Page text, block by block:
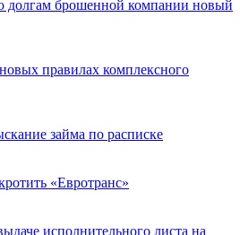
долгам брошенной компании новый
правилах комплексного
займа по расписке
«Евротранс»
исполнительного листа на